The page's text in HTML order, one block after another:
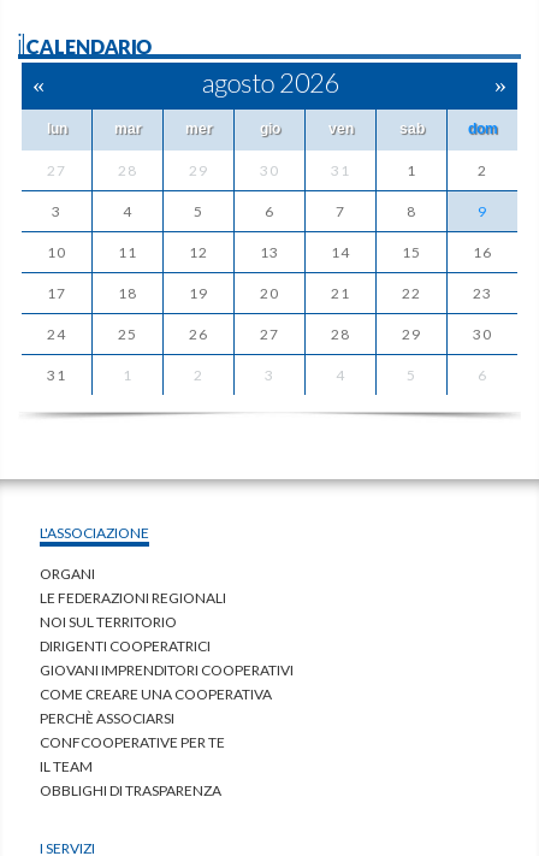
ilCALENDARIO
« agosto 2026 »
lun mar mer gio ven sab dom
27 28 29 30 31 1 2
3 4 5 6 7 8 9
10 11 12 13 14 15 16
17 18 19 20 21 22 23
24 25 26 27 28 29 30
31 1 2 3 4 5 6
L'ASSOCIAZIONE
ORGANI
LE FEDERAZIONI REGIONALI
NOI SUL TERRITORIO
DIRIGENTI COOPERATRICI
GIOVANI IMPRENDITORI COOPERATIVI
COME CREARE UNA COOPERATIVA
PERCHÈ ASSOCIARSI
CONFCOOPERATIVE PER TE
IL TEAM
OBBLIGHI DI TRASPARENZA
I SERVIZI